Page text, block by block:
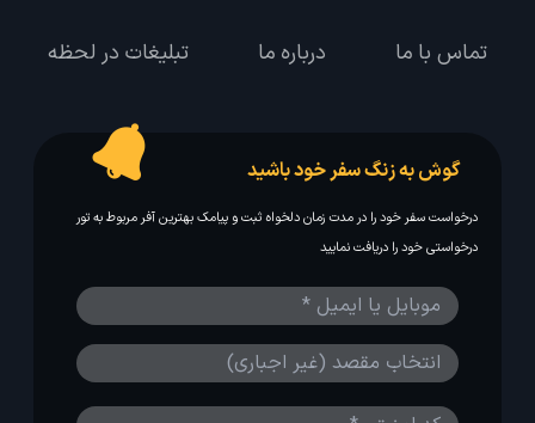
تماس با ما درباره ما تبلیغات در لحظه
گوش به زنگ سفر خود باشید
درخواست سفر خود را در مدت زمان دلخواه ثبت و پیامک بهترین آفر مربوط به تور
درخواستی خود را دریافت نمایید